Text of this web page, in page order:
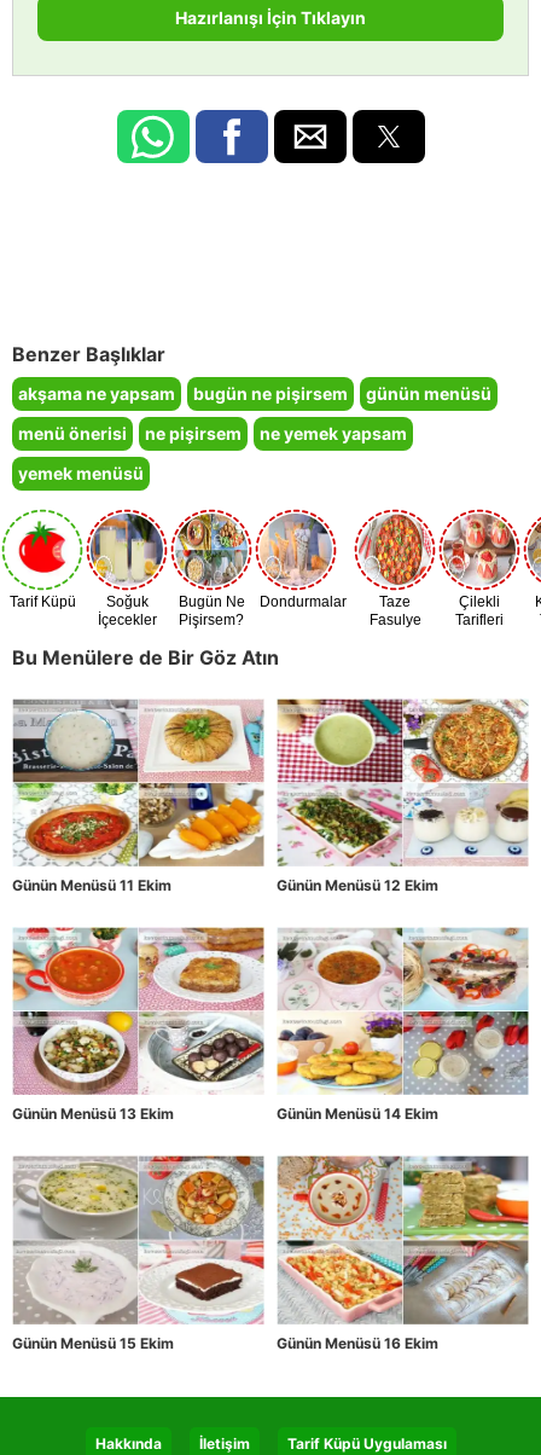
Hazırlanışı İçin Tıklayın
Benzer Başlıklar
akşama ne yapsam bugün ne pişirsem
günün menüsü
menü önerisi
ne pişirsem
ne yemek yapsam
yemek menüsü
Tarif Küpü
Soğuk
İçecekler
Bugün Ne
Pişirsem?
Dondurmalar
Taze
Fasulye
Çilekli
Tarifleri
Bu Menülere de Bir Göz Atın
Günün Menüsü 11 Ekim Günün Menüsü 12 Ekim
Günün Menüsü 13 Ekim Günün Menüsü 14 Ekim
Günün Menüsü 15 Ekim Günün Menüsü 16 Ekim
Hakkında İletişim Tarif Küpü Uygulaması